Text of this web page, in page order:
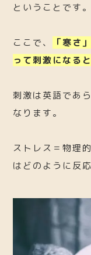
ということです。
ここで、
「寒さ
って刺激になる
刺激は英語であ
なります。
ストレス＝物理
はどのように反